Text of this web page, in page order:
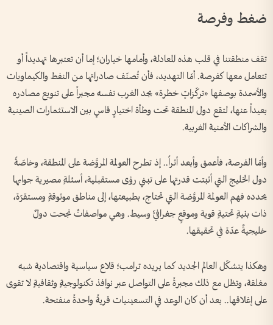
ضغط وفرصة
تقف منطقتنا في قلب هذه المعادلة، وأمامها خياران؛ إما أن تعتبرها تهديداً أو
تتعامل معها كفرصة. أمّا التهديد، فأن تُصنّف صادراتها من النفط والكيماويات
والأسمدة بوصفها «تركّزاتٍ خطرة» يجد الغرب نفسه مجبراً على تنويع مصادره
بعيداً عنها، لتقع دول المنطقة تحت وطأة اختيارٍ قاسٍ بين الاستثمارات الصينية
والشراكات الأمنية الغربية.
وأمّا الفرصة، فأعمق وأبعد أثراً.. إذ تطرح العولمة المروَّضة على المنطقة، وخاصّةً
دول الخليج التي أثبتت قدرتها على تبني رؤى مستقبلية، أسئلةٍ مصيرية جوابها
يحدده فهم العولمة المروَّضة التي تحتاج، بطبيعتها، إلى مناطق موثوقةٍ ومستقرّة،
ذات بنيةٍ تحتيةٍ قوية وموقعٍ جغرافيٍّ وسيط. وهي مواصفاتٌ نجحت دولٌ
خليجيةٌ عدّة في تحقيقها.
وهكذا يتشكّل العالم الجديد كما يريده ترامب؛ قلاع سياسية واقتصادية شبه
مغلقة، وتظل مع ذلك مجبرةً على التواصل عبر نوافذ تكنولوجيةٍ وثقافيةٍ لا تقوى
على إغلاقها.. بعد أن كان الوعد في التسعينيات قريةً واحدةً منفتحة.